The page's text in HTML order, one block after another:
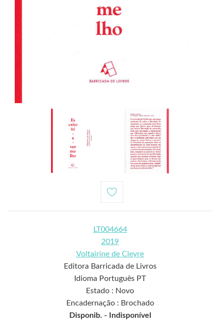
LT004664
2019
Voltairine de Cleyre
Editora Barricada de Livros
Idioma Português PT
Estado : Novo
Encadernação : Brochado
Disponib. -
Indisponível